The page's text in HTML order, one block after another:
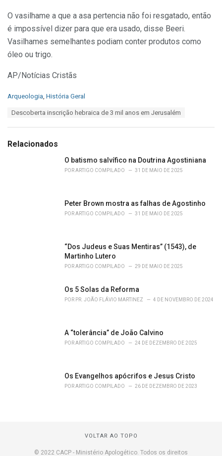
O vasilhame a que a asa pertencia não foi resgatado, então
é impossível dizer para que era usado, disse Beeri.
Vasilhames semelhantes podiam conter produtos como
óleo ou trigo.
AP/Notícias Cristãs
C
o
r
Arqueologia História Geral
:
Descoberta inscrição hebraica de 3 mil anos em Jerusalém
Relacionados
O batismo salvífico na Doutrina Agostiniana
PORARTIGO COMPILADO 31 DE MAIO DE 2025
Peter Brown mostra as falhas de Agostinho
PORARTIGO COMPILADO 31 DE MAIO DE 2025
“Dos Judeus e Suas Mentiras” (1543), de
Martinho Lutero
PORARTIGO COMPILADO 29 DE MAIO DE 2025
Os 5 Solas da Reforma
POR PR. JOÃO FLÁVIO MARTINEZ 4 DE NOVEMBRO DE 2024
A “tolerância” de João Calvino
PORARTIGO COMPILADO 24 DE DEZEMBRO DE 2025
Os Evangelhos apócrifos e Jesus Cristo
PORARTIGO COMPILADO 26 DE DEZEMBRO DE 2023
VOLTAR AO TOPO
© 2022 CACP - Ministério Apologético. Todos os direitos